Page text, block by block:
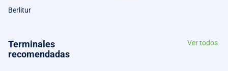
Berlitur
Terminales
recomendadas
Ver todos